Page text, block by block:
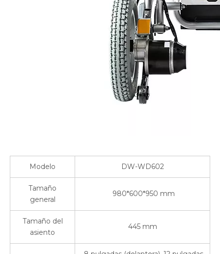
Modelo DW-WD602
Tamaño
general
980*600*950 mm
Tamaño del
asiento
445 mm